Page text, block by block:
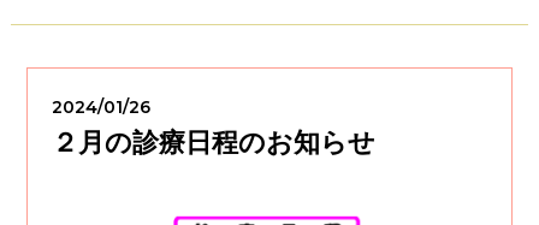
2024/01/26
２月の診療日程のお知らせ